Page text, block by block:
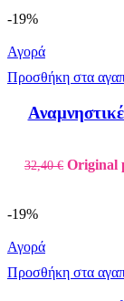
-19%
Αγορά
Προσθήκη στα
32,40€ Original
-19%
Αγορά
Προσθήκη στα